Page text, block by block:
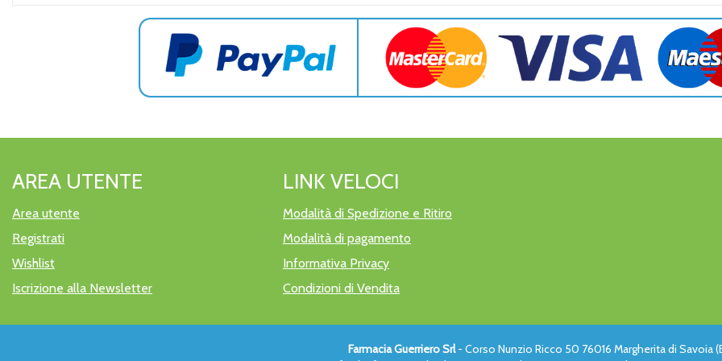
AREA UTENTE
Area utente
Registrati
Wishlist
Iscrizione alla Newsletter
LINK VELOCI
Modalità di Spedizione e Ritiro
Modalità di pagamento
Informativa Privacy
Condizioni di Vendita
Farmacia Guerriero Srl- Corso Nunzio Ricco 50 76016 Margherita di Savoia